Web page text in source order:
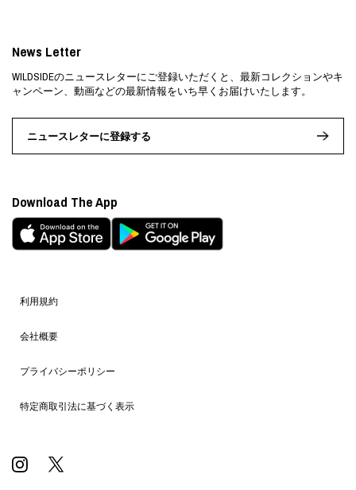
利用規約
会社概要
プライバシーポリシー
特定商取引法に基づく表示
News Letter
WILDSIDEのニュースレターにご登録いただくと、最新コレクションやキ
ャンペーン、動画などの最新情報をいち早くお届けいたします。
ニュースレターに登録する
Download The App